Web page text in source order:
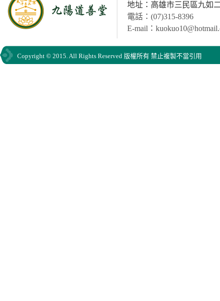
地址：高雄市三民區九如
電話：(07)315-8396
E-mail：
Copyright © 2015. All Rights Reserved 版權所有 禁止複製不當引用